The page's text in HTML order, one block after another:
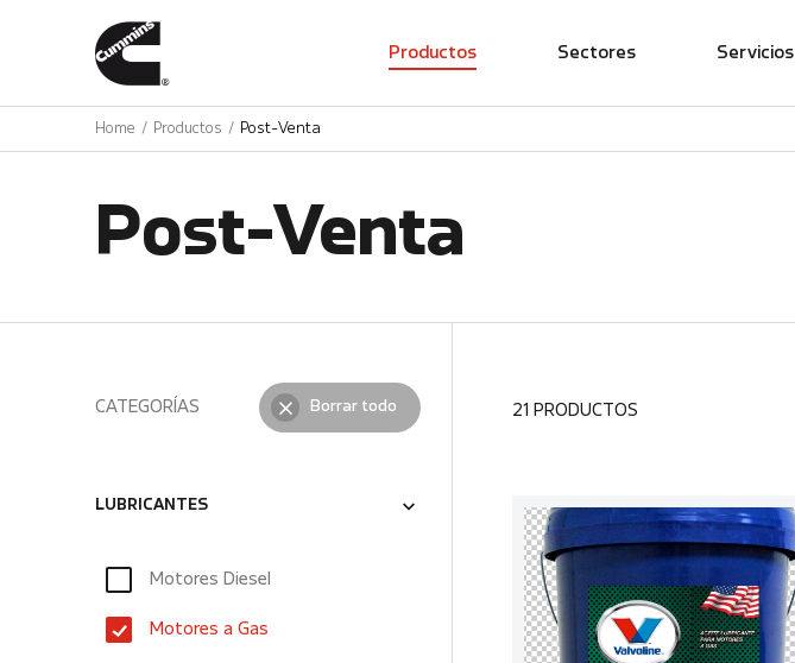
Productos Sectores Servicios
Home Productos Post-Venta
Post-Venta
CATEGORÍAS Borrar todo
LUBRICANTES
Motores Diesel
Motores a Gas
21 PRODUCTOS